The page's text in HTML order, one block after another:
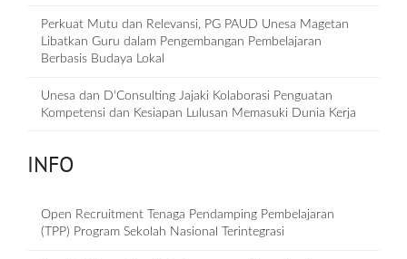
Perkuat Mutu dan Relevansi, PG PAUD Unesa Magetan
Libatkan Guru dalam Pengembangan Pembelajaran
Berbasis Budaya Lokal
Unesa dan D‘Consulting Jajaki Kolaborasi Penguatan
Kompetensi dan Kesiapan Lulusan Memasuki Dunia Kerja
INFO
Open Recruitment Tenaga Pendamping Pembelajaran
(TPP) Program Sekolah Nasional Terintegrasi